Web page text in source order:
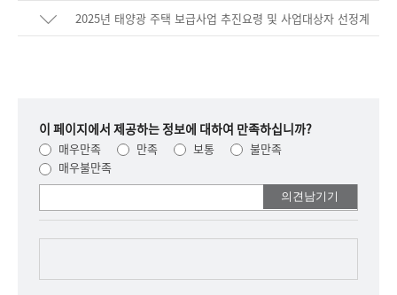
2025년 태양광 주택 보급사업 추진요령 및 사업대상자 선정계
이 페이지에서 제공하는 정보에 대하여 만족하십니까?
매우만족 만족 보통
불만족
매우불만족
의견을